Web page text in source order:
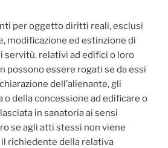
per oggetto diritti reali, esclusi
modificazione ed estinzione di
servitù, relativi ad edifici o loro
possono essere rogati se da essi
dell’alienante, gli
o della concessione ad edificare o
in sanatoria ai sensi
se agli atti stessi non viene
richiedente della relativa